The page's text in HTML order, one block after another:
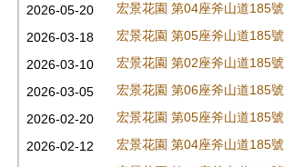
2026-05-20 宏景花園 第04座斧山道185號
2026-03-18
宏景花園 第05座斧山道185號
2026-03-10
宏景花園 第02座斧山道185號
2026-03-05
宏景花園 第06座斧山道185號
2026-02-20
宏景花園 第05座斧山道185號
2026-02-12
宏景花園 第04座斧山道185號